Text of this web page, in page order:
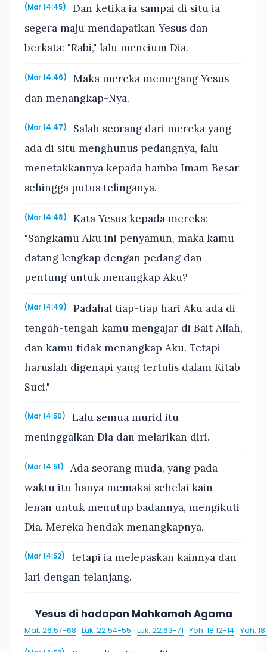
(Mar 14:45)
Dan ketika ia sampai di situ ia
segera maju mendapatkan Yesus dan
berkata: "Rabi," lalu mencium Dia.
(Mar 14:46)
Maka mereka memegang Yesus
dan menangkap-Nya.
(Mar 14:47)
Salah seorang dari mereka yang
ada di situ menghunus pedangnya, lalu
menetakkannya kepada hamba Imam Besar
sehingga putus telinganya.
(Mar 14:48)
Kata Yesus kepada mereka:
"Sangkamu Aku ini penyamun, maka kamu
datang lengkap dengan pedang dan
pentung untuk menangkap Aku?
(Mar 14:49)
Padahal tiap-tiap hari Aku ada di
tengah-tengah kamu mengajar di Bait Allah,
dan kamu tidak menangkap Aku. Tetapi
haruslah digenapi yang tertulis dalam Kitab
Suci."
(Mar 14:50)
Lalu semua murid itu
meninggalkan Dia dan melarikan diri.
(Mar 14:51)
Ada seorang muda, yang pada
waktu itu hanya memakai sehelai kain
lenan untuk menutup badannya, mengikuti
Dia. Mereka hendak menangkapnya,
(Mar 14:52)
tetapi ia melepaskan kainnya dan
lari dengan telanjang.
Yesus di hadapan Mahkamah Agama
Mat. 26:57-68 · Luk. 22:54-55 · Luk. 22:63-71 · Yoh. 18:12-14 · Yoh.